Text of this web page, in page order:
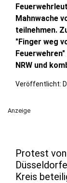
Mahnwache
teilnehmen.
"Finger weg
NRW und
Veröffentlicht:
Anzeige
Protest
Kreis